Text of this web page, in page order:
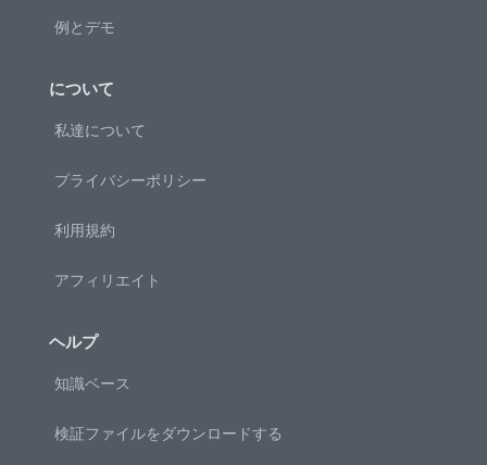
例とデモ
について
私達について
プライバシーポリシー
利用規約
アフィリエイト
ヘルプ
知識ベース
検証ファイルをダウンロードする